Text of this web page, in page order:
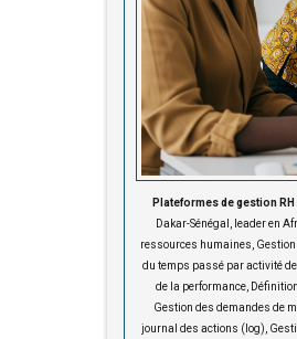
Plateformes de gestion
Dakar-Sénégal, leader en
ressources humaines,
du temps passé par activité
de la performance,
Gestion des demandes de
journal des actions (log),